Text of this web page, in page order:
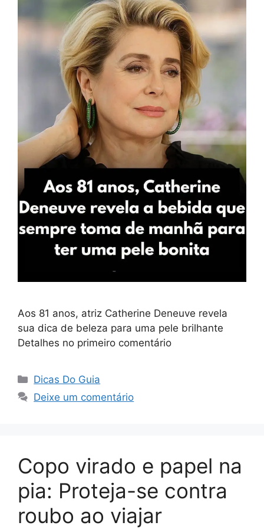
Aos 81 anos, atriz Catherine Deneuve revela
sua dica de beleza para uma pele brilhante
Detalhes no primeiro comentário
Categorias
Dicas Do Guia
Deixe um comentário
Copo virado e papel na
pia: Proteja-se contra
roubo ao viajar